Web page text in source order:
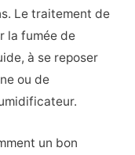
Le traitement de
la fumée de
à se reposer
ou de
un bon